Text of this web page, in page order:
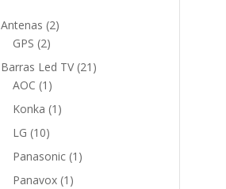
Antenas 22
GPS 22
productos
Barras Led TV 21 21
AOC 1 1
producto
Konka 1 1
LG 1010
productos
Panasonic 1 1
Panavox 1 1